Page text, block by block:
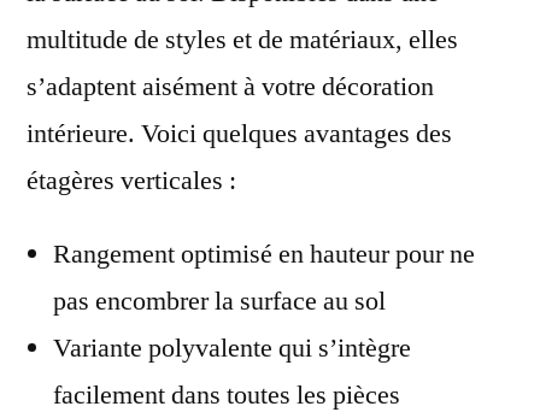
multitude de styles et de matériaux, elles
s’adaptent aisément à votre décoration
intérieure. Voici quelques avantages des
étagères verticales :
Rangement optimisé en hauteur pour ne
pas encombrer la surface au sol
Variante polyvalente qui s’intègre
facilement dans toutes les pièces